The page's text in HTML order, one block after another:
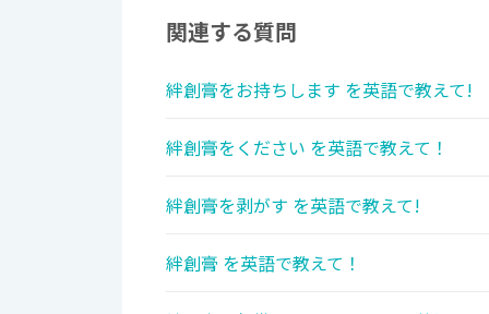
関連する質問
絆創膏をお持ちします を英語で教えて!
絆創膏をください を英語で教えて！
絆創膏を剥がす を英語で教えて!
絆創膏 を英語で教えて！